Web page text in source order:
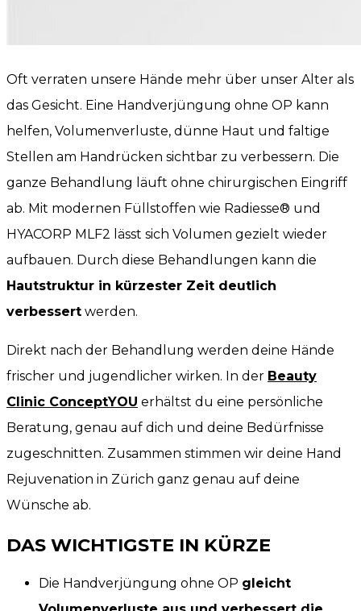
Oft verraten unsere Hände mehr über unser Alter als
das Gesicht. Eine Handverjüngung ohne OP kann
helfen, Volumenverluste, dünne Haut und faltige
Stellen am Handrücken sichtbar zu verbessern. Die
ganze Behandlung läuft ohne chirurgischen Eingriff
ab. Mit modernen Füllstoffen wie Radiesse® und
HYACORP MLF2 lässt sich Volumen gezielt wieder
aufbauen. Durch diese Behandlungen kann die
Hautstruktur in kürzester Zeit deutlich
verbessert werden.
Direkt nach der Behandlung werden deine Hände
frischer und jugendlicher wirken. In der Beauty
Clinic ConceptYOU erhältst du eine persönliche
Beratung, genau auf dich und deine Bedürfnisse
zugeschnitten. Zusammen stimmen wir deine Hand
Rejuvenation in Zürich ganz genau auf deine
Wünsche ab.
DAS WICHTIGSTE IN KÜRZE
Die Handverjüngung ohne OP gleicht